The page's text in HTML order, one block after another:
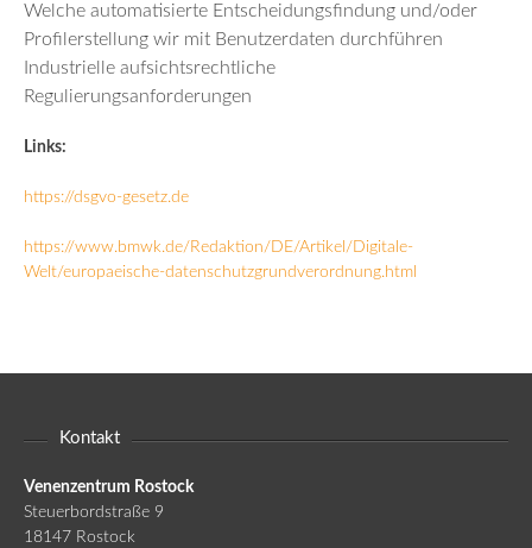
Welche automatisierte Entscheidungsfindung und/oder
Profilerstellung wir mit Benutzerdaten durchführen
Industrielle aufsichtsrechtliche
Regulierungsanforderungen
Links:
https://dsgvo-gesetz.de
https://www.bmwk.de/Redaktion/DE/Artikel/Digitale-
Welt/europaeische-datenschutzgrundverordnung.html
Kontakt
Venenzentrum Rostock
Steuerbordstraße 9
18147 Rostock